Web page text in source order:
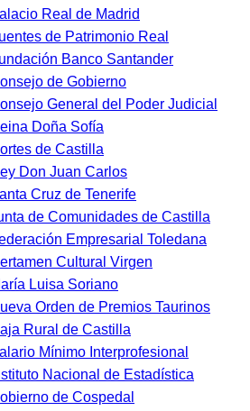
Real de Madrid
de Patrimonio Real
Banco Santander
de Gobierno
General del Poder Judicial
Doña Sofía
de Castilla
Don Juan Carlos
Cruz de Tenerife
de Comunidades de Castilla
Empresarial Toledana
Cultural Virgen
Luisa Soriano
Orden de Premios Taurinos
Rural de Castilla
Mínimo Interprofesional
Nacional de Estadística
de Cospedal